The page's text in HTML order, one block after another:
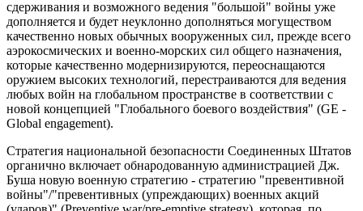
сдерживания и возможного ведения "большой" войны уже
дополняется и будет неуклонно дополняться могуществом
качественно новых обычных вооруженных сил, прежде всего
аэрокосмических и военно-морских сил общего назначения,
которые качественно модернизируются, переоснащаются
оружием высоких технологий, перестраиваются для ведения
любых войн на глобальном пространстве в соответствии с
новой концепцией "Глобального боевого воздействия" (GE -
Global engagement).
Стратегия национальной безопасности Соединенных Штатов
органично включает обнародованную администрацией Дж.
Буша новую военную стратегию - стратегию "превентивной
войны"/"превентивных (упреждающих) военных акций